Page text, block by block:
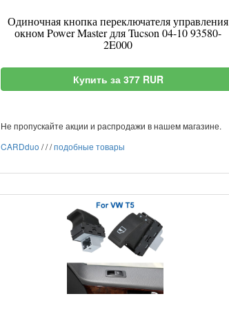
Одиночная кнопка переключателя управления
окном Power Master для Tucson 04-10 93580-
2E000
Купить за 377 RUR
Не пропускайте акции и распродажи в нашем магазине.
CARDduo ///подобные товары